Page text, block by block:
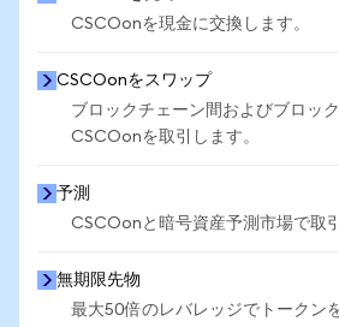
CSCOonを現金に交換します。
CSCOonをスワップ
ブロックチェーン間およびブロッ
CSCOonを取引します。
予測
CSCOonと暗号資産予測市場で取
無期限先物
最大50倍のレバレッジでトークン